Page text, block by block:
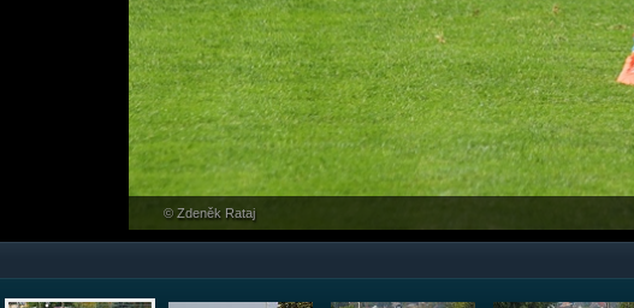
© Zdeněk Rataj